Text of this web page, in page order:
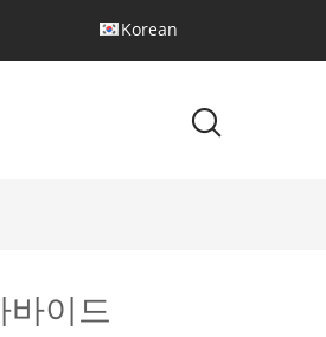
Korean
바이드